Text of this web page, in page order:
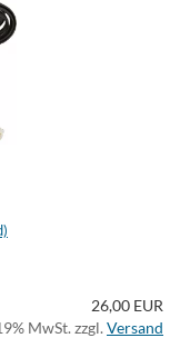
26,00 EUR
MwSt. zzgl. Versand